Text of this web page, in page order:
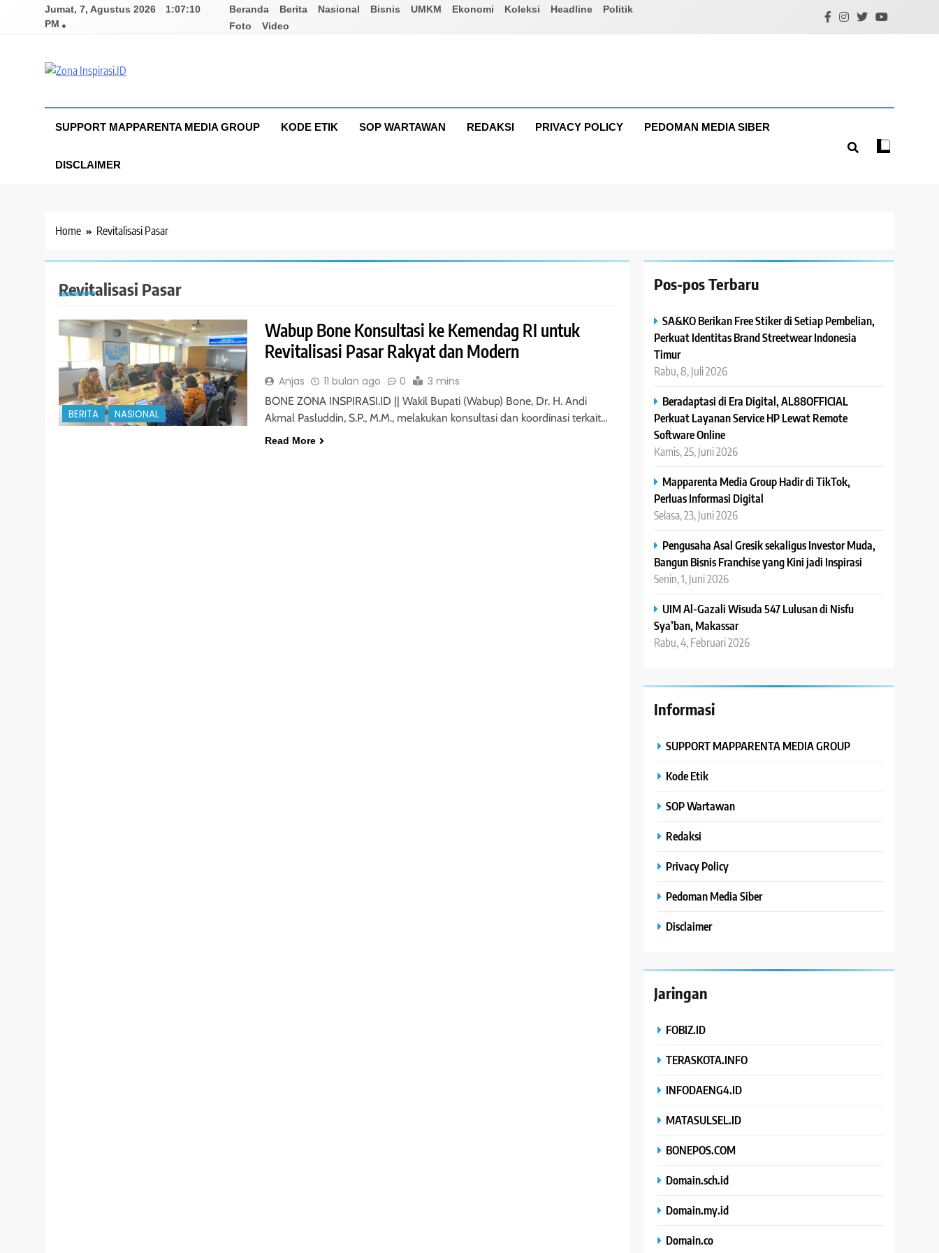
Jumat, 7, Agustus 2026
1:07:10
PM
Beranda Berita Nasional Bisnis UMKM Ekonomi Koleksi Headline
Politik
Foto
Video
SUPPORT MAPPARENTA MEDIA GROUP KODE ETIK SOP WARTAWAN REDAKSI PRIVACY POLICY PEDOMAN MEDIA SIBER
DISCLAIMER
Home Revitalisasi Pasar
Revitalisasi Pasar
BERITA NASIONAL
Wabup Bone Konsultasi ke Kemendag RI untuk
Revitalisasi Pasar Rakyat dan Modern
Anjas 11 bulan ago 0 3 mins
BONE ZONA INSPIRASI.ID || Wakil Bupati (Wabup) Bone, Dr. H. Andi
Akmal Pasluddin, S.P., M.M., melakukan konsultasi dan koordinasi terkait…
Read More
Pos-pos Terbaru
SA&KO Berikan Free Stiker di Setiap Pembelian,
Perkuat Identitas Brand Streetwear Indonesia
Timur
Rabu, 8, Juli 2026
Beradaptasi di Era Digital, AL88OFFICIAL
Perkuat Layanan Service HP Lewat Remote
Software Online
Kamis, 25, Juni 2026
Mapparenta Media Group Hadir di TikTok,
Perluas Informasi Digital
Selasa, 23, Juni 2026
Pengusaha Asal Gresik sekaligus Investor Muda,
Bangun Bisnis Franchise yang Kini jadi Inspirasi
Senin, 1, Juni 2026
UIM Al-Gazali Wisuda 547 Lulusan di Nisfu
Sya’ban, Makassar
Rabu, 4, Februari 2026
Informasi
SUPPORT MAPPARENTA MEDIA GROUP
Kode Etik
SOP Wartawan
Redaksi
Privacy Policy
Pedoman Media Siber
Disclaimer
Jaringan
FOBIZ.ID
TERASKOTA.INFO
INFODAENG4.ID
MATASULSEL.ID
BONEPOS.COM
Domain.sch.id
Domain.my.id
Domain.co